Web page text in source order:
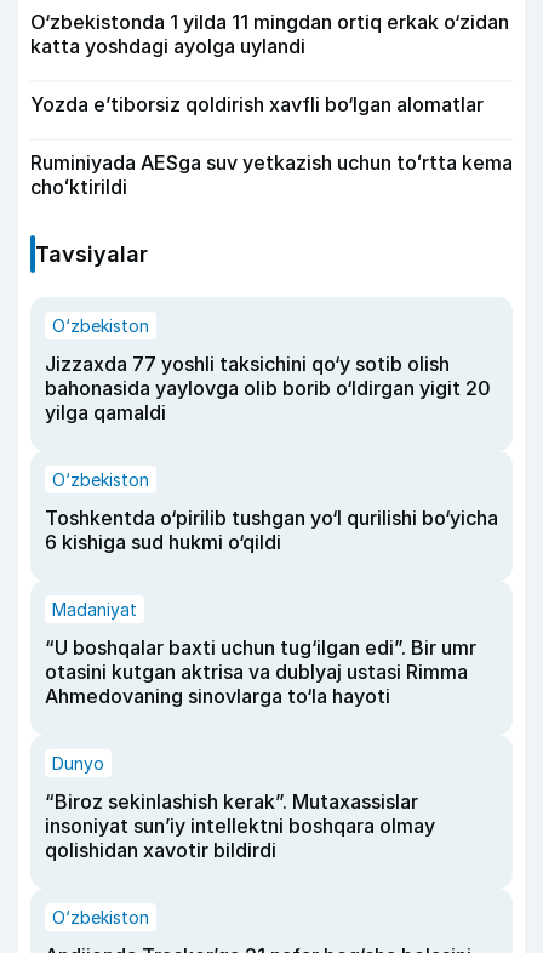
O‘zbekistonda 1 yilda 11 mingdan ortiq erkak o‘zidan
katta yoshdagi ayolga uylandi
Yozda e’tiborsiz qoldirish xavfli bo‘lgan alomatlar
Ruminiyada AESga suv yetkazish uchun toʻrtta kema
choʻktirildi
Tavsiyalar
O‘zbekiston
Jizzaxda 77 yoshli taksichini qo‘y sotib olish
bahonasida yaylovga olib borib o‘ldirgan yigit 20
yilga qamaldi
O‘zbekiston
Toshkentda o‘pirilib tushgan yo‘l qurilishi bo‘yicha
6 kishiga sud hukmi o‘qildi
Madaniyat
“U boshqalar baxti uchun tug‘ilgan edi”. Bir umr
otasini kutgan aktrisa va dublyaj ustasi Rimma
Ahmedovaning sinovlarga to‘la hayoti
Dunyo
“Biroz sekinlashish kerak”. Mutaxassislar
insoniyat sun’iy intellektni boshqara olmay
qolishidan xavotir bildirdi
O‘zbekiston